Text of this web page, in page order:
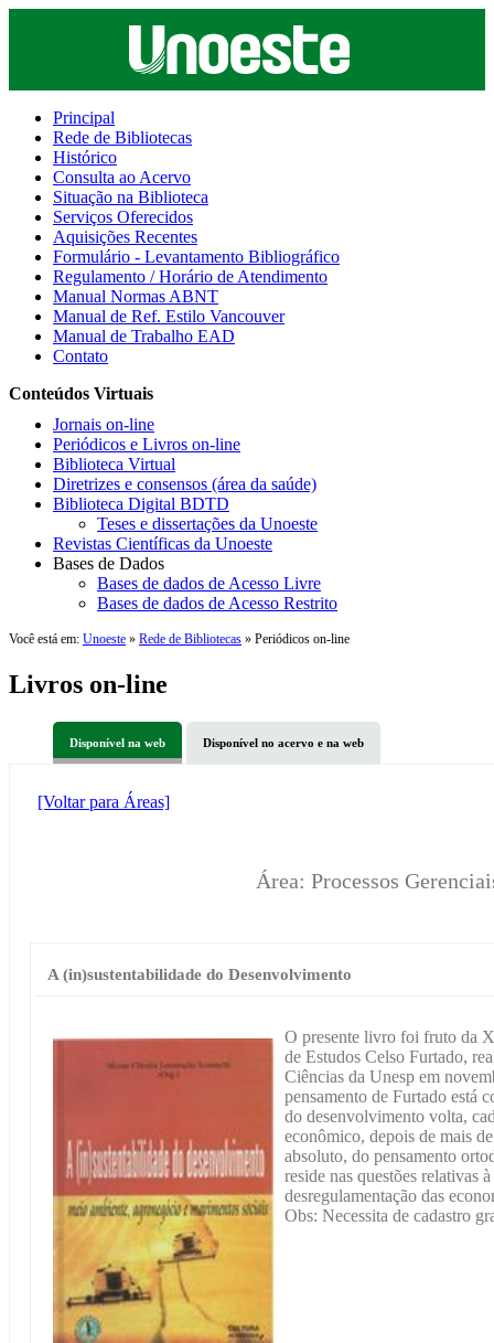
Principal
Rede de Bibliotecas
Histórico
Consulta ao Acervo
Situação na Biblioteca
Serviços Oferecidos
Aquisições Recentes
Formulário - Levantamento Bibliográfico
Regulamento / Horário de Atendimento
Manual Normas ABNT
Manual de Ref. Estilo Vancouver
Manual de Trabalho EAD
Contato
Conteúdos Virtuais
Jornais on-line
Periódicos e Livros on-line
Biblioteca Virtual
Diretrizes e consensos (área da saúde)
Biblioteca Digital BDTD
Teses e dissertações da Unoeste
Revistas Científicas da Unoeste
Bases de Dados
Bases de dados de Acesso Livre
Bases de dados de Acesso Restrito
Você está em: Unoeste » Rede de Bibliotecas » Periódicos on-line
Livros on-line
Disponível na web Disponível no acervo e na web
[Voltar para Áreas]
Área: Processos
A (in)sustentabilidade do Desenvolvimento
O presente livro foi fruto da
de Estudos Celso Furtado,
Ciências da Unesp em
pensamento de Furtado está
do desenvolvimento volta,
econômico, depois de mais
absoluto, do pensamento
reside nas questões relativas
desregulamentação das
Obs: Necessita de cadastro